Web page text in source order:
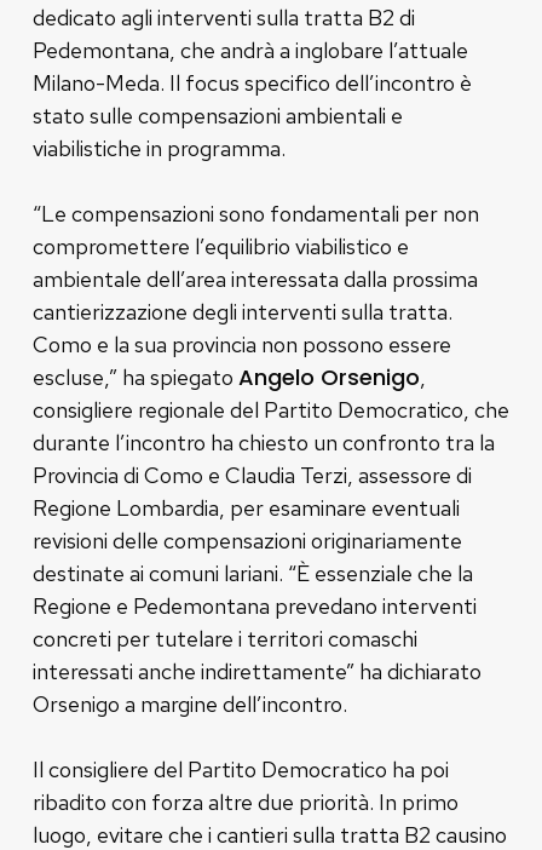
dedicato agli interventi sulla tratta B2 di
Pedemontana, che andrà a inglobare l’attuale
Milano-Meda. Il focus specifico dell’incontro è
stato sulle compensazioni ambientali e
viabilistiche in programma.
“Le compensazioni sono fondamentali per non
compromettere l’equilibrio viabilistico e
ambientale dell’area interessata dalla prossima
cantierizzazione degli interventi sulla tratta.
Como e la sua provincia non possono essere
escluse,” ha spiegato Angelo Orsenigo,
consigliere regionale del Partito Democratico, che
durante l’incontro ha chiesto un confronto tra la
Provincia di Como e Claudia Terzi, assessore di
Regione Lombardia, per esaminare eventuali
revisioni delle compensazioni originariamente
destinate ai comuni lariani. “È essenziale che la
Regione e Pedemontana prevedano interventi
concreti per tutelare i territori comaschi
interessati anche indirettamente” ha dichiarato
Orsenigo a margine dell’incontro.
Il consigliere del Partito Democratico ha poi
ribadito con forza altre due priorità. In primo
luogo, evitare che i cantieri sulla tratta B2 causino